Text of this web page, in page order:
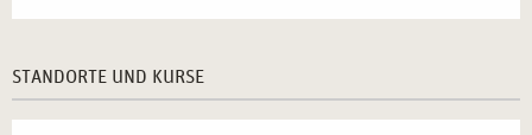
HEILPRAKTIKER PSYCHOTHERAPIE
Sie interessieren sich für eine Tätigkeit im Bereich der
STANDORTE UND KURSE